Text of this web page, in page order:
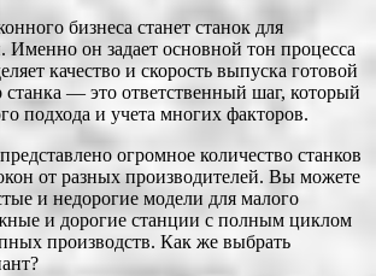
бизнеса станет станок для
Именно он задает основной тон процесса
качество и скорость выпуска готовой
— это ответственный шаг, который
подхода и учета многих факторов.
огромное количество станков
от разных производителей. Вы можете
и недорогие модели для малого
и дорогие станции с полным циклом
производств. Как же выбрать